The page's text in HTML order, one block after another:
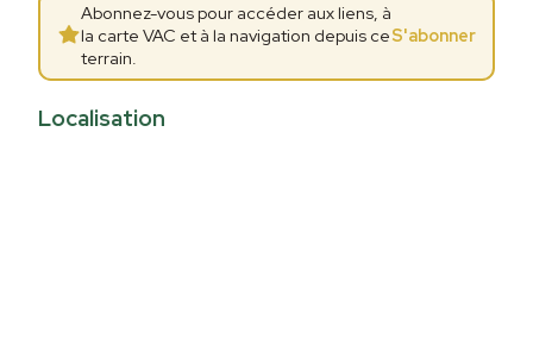
Abonnez-vous pour accéder aux liens, à
la carte VAC et à la navigation depuis ce
terrain.
S'abonner
Localisation